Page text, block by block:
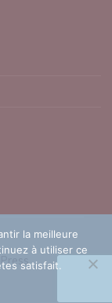
.
la meilleure
à utiliser ce
satisfait.